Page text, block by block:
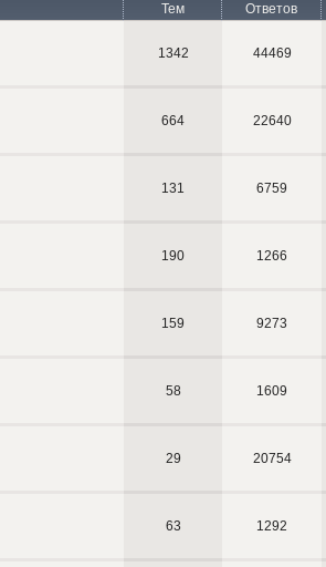
Тем Ответов
1342 44469
664 22640
131 6759
190 1266
159 9273
58 1609
29 20754
63 1292